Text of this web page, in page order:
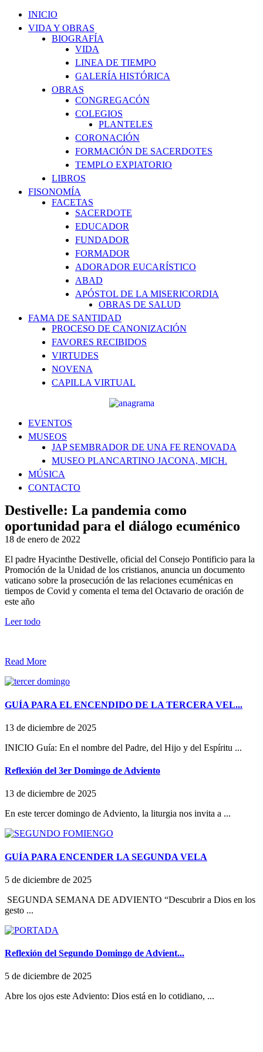
INICIO
VIDA Y OBRAS
BIOGRAFÍA
VIDA
LINEA DE TIEMPO
GALERÍA HISTÓRICA
OBRAS
CONGREGACÓN
COLEGIOS
PLANTELES
CORONACIÓN
FORMACIÓN DE SACERDOTES
TEMPLO EXPIATORIO
LIBROS
FISONOMÍA
FACETAS
SACERDOTE
EDUCADOR
FUNDADOR
FORMADOR
ADORADOR EUCARÍSTICO
ABAD
APÓSTOL DE LA MISERICORDIA
OBRAS DE SALUD
FAMA DE SANTIDAD
PROCESO DE CANONIZACIÓN
FAVORES RECIBIDOS
VIRTUDES
NOVENA
CAPILLA VIRTUAL
EVENTOS
MUSEOS
JAP SEMBRADOR DE UNA FE RENOVADA
MUSEO PLANCARTINO JACONA, MICH.
MÚSICA
CONTACTO
Destivelle: La pandemia como
oportunidad para el diálogo ecuménico
18 de enero de 2022
El padre Hyacinthe Destivelle, oficial del Consejo Pontificio para la
Promoción de la Unidad de los cristianos, anuncia un documento
vaticano sobre la prosecución de las relaciones ecuménicas en
tiempos de Covid y comenta el tema del Octavario de oración de
este año
Leer todo
Read More
GUÍA PARA EL ENCENDIDO DE LA TERCERA VEL...
13 de diciembre de 2025
INICIO Guía: En el nombre del Padre, del Hijo y del Espíritu ...
Reflexión del 3er Domingo de Adviento
13 de diciembre de 2025
En este tercer domingo de Adviento, la liturgia nos invita a ...
GUÍA PARA ENCENDER LA SEGUNDA VELA
5 de diciembre de 2025
SEGUNDA SEMANA DE ADVIENTO “Descubrir a Dios en los
gesto ...
Reflexión del Segundo Domingo de Advient...
5 de diciembre de 2025
Abre los ojos este Adviento: Dios está en lo cotidiano, ...